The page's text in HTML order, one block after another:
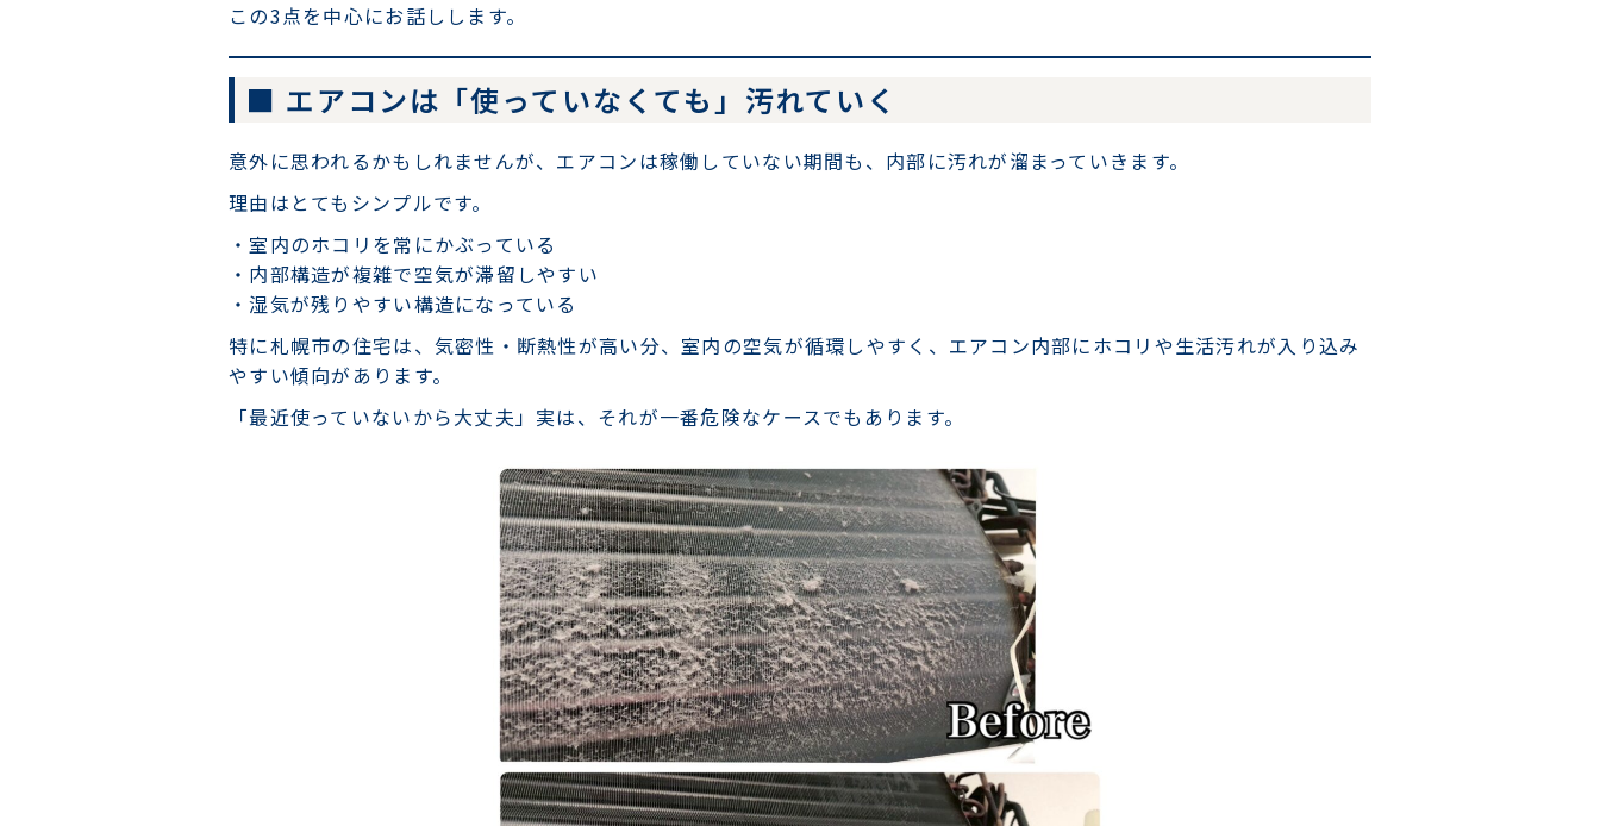
この3点を中心にお話しします。
■ エアコンは「使っていなくても」汚れていく
意外に思われるかもしれませんが、エアコンは稼働していない期間も、内部に汚れが溜まっていきます。
理由はとてもシンプルです。
・室内のホコリを常にかぶっている
・内部構造が複雑で空気が滞留しやすい
・湿気が残りやすい構造になっている
特に札幌市の住宅は、気密性・断熱性が高い分、室内の空気が循環しやすく、エアコン内部にホコリや生活汚れが入り込み
やすい傾向があります。
「最近使っていないから大丈夫」実は、それが一番危険なケースでもあります。